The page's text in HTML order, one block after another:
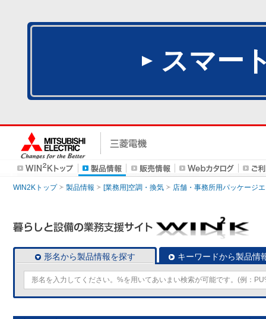
スマー
WIN2Kトップ 製品情報 [業務用]空調・換気 店舗・事務所用パッケージ
形名から製品情報を探す キーワードから製品情